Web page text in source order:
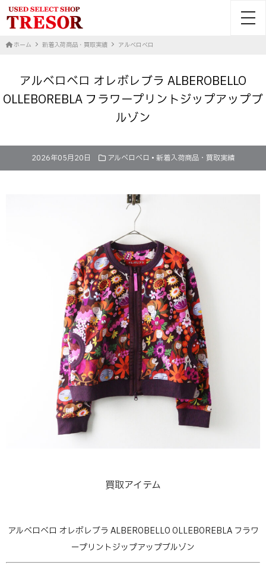
ホーム 新着入荷商品・買取実績 アルベロベロ
アルベロベロ オレボレブラ ALBEROBELLO
OLLEBOREBLA フラワープリントジップアップブ
ルゾン
2026年05月20日 アルベロベロ • 新着入荷商品・買取実績
買取アイテム
アルベロベロ オレボレブラ ALBEROBELLO OLLEBOREBLA フラワ
ープリントジップアップブルゾン